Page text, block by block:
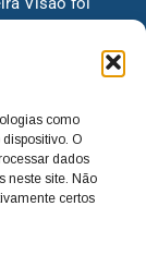
como
O
dados
neste site. Não
certos
só existiam
sempre
melhorias
para casos